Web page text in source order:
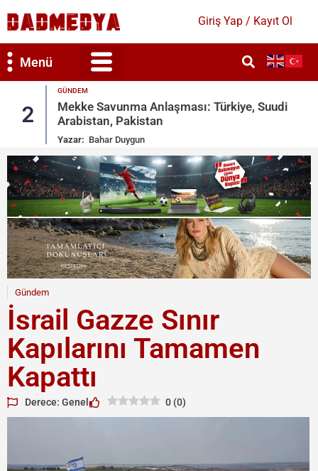
Giriş Yap / Kayıt Ol
Menü
2
GÜNDEM
Mekke Savunma Anlaşması: Türkiye, Suudi
Arabistan, Pakistan
Yazar: Bahar Duygun
Gündem
İsrail Gazze Sınır
Kapılarını Tamamen
Kapattı
Derece: Genel 0 (0)